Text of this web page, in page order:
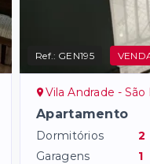
Ref.: GEN195
Vila Andrade -
Apartamento
Dormitórios
2
Garagens
1